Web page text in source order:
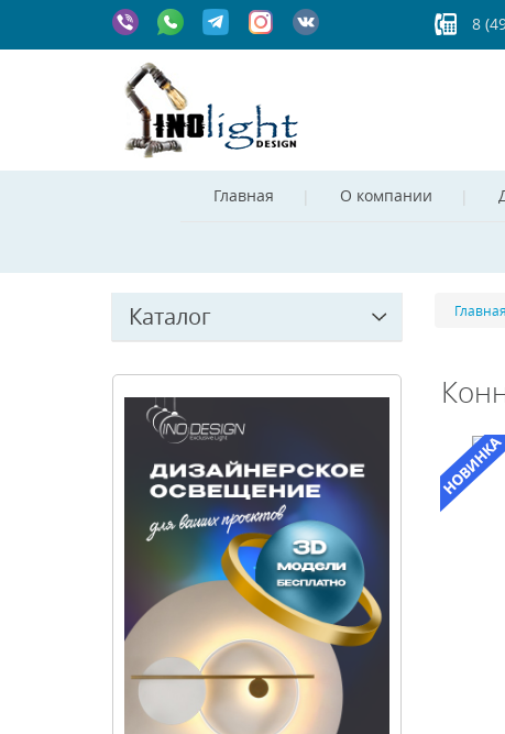
8
Главная О компании
Каталог Главная